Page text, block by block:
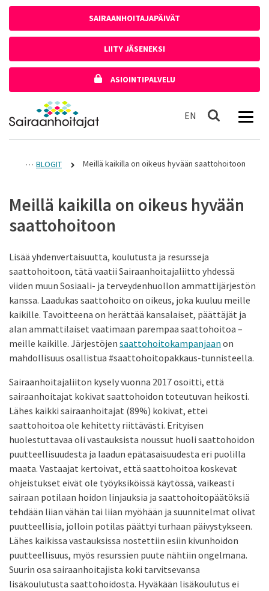
SAIRAANHOITAJAPÄIVÄT
LIITY JÄSENEKSI
ASIOINTIPALVELU
Etusivulle
EN In English
Haku
BLOGIT Meillä kaikilla on oikeus hyvään saattohoitoon
Meillä kaikilla on oikeus hyvään
saattohoitoon
Lisää yhdenvertaisuutta, koulutusta ja resursseja
saattohoitoon, tätä vaatii Sairaanhoitajaliitto yhdessä
viiden muun Sosiaali- ja terveydenhuollon ammattijärjestön
kanssa. Laadukas saattohoito on oikeus, joka kuuluu meille
kaikille. Tavoitteena on herättää kansalaiset, päättäjät ja
alan ammattilaiset vaatimaan parempaa saattohoitoa –
meille kaikille. Järjestöjen saattohoitokampanjaan on
mahdollisuus osallistua #saattohoitopakkaus-tunnisteella.
Sairaanhoitajaliiton kysely vuonna 2017 osoitti, että
sairaanhoitajat kokivat saattohoidon toteutuvan heikosti.
Lähes kaikki sairaanhoitajat (89%) kokivat, ettei
saattohoitoa ole kehitetty riittävästi. Erityisen
huolestuttavaa oli vastauksista noussut huoli saattohoidon
puutteellisuudesta ja laadun epätasaisuudesta eri puolilla
maata. Vastaajat kertoivat, että saattohoitoa koskevat
ohjeistukset eivät ole työyksiköissä käytössä, vaikeasti
sairaan potilaan hoidon linjauksia ja saattohoitopäätöksiä
tehdään liian vähän tai liian myöhään ja suunnitelmat olivat
puutteellisia, jolloin potilas päättyi turhaan päivystykseen.
Lähes kaikissa vastauksissa nostettiin esiin kivunhoidon
puutteellisuus, myös resurssien puute nähtiin ongelmana.
Suurin osa sairaanhoitajista koki tarvitsevansa
lisäkoulutusta saattohoidosta. Hyväkään lisäkoulutus ei